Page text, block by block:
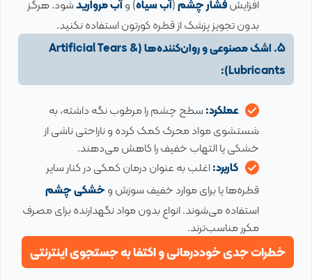
افزایشفشار چشم(آب سیاه) وآب مرواریدشود. هرگز
بدون تجویز پزشک از قطره کورتون استفاده نکنید.
5. اشک مصنوعی و روان‌کننده‌ها (Artificial Tears &
Lubricants):
عملکرد:سطح چشم را مرطوب نگه داشته، به
شستشوی مواد محرک کمک کرده و ناراحتی ناشی از
خشکی یا التهاب خفیف را کاهش می‌دهند.
کاربرد:اغلب به عنوان درمان کمکی در کنار سایر
قطره‌ها یا برای موارد خفیف سوزش وخشکی چشم
استفاده می‌شوند. انواع بدون مواد نگهدارنده برای مصرف
مکرر مناسب‌ترند.
خطرات جدی خوددرمانی و اکتفا به جستجوی اینترنتی